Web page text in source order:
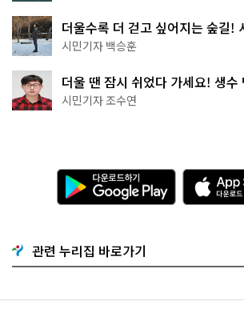
더울수록 더 걷고 싶어지는 숲길!
코스'
시민기자 백승훈
더울 땐 잠시 쉬었다 가세요! 생수
·무더위쉼터까지
시민기자 조수연
다
운
로
기
G
o
g
관련 누리집 바로가기